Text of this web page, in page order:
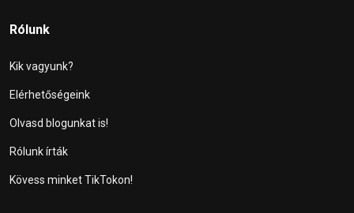
Rólunk
Kik vagyunk?
Elérhetőségeink
Olvasd blogunkat is!
Rólunk írták
Kövess minket TikTokon!